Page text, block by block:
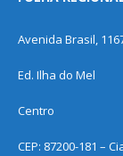
Avenida Brasil,
Ed. Ilha do Mel
Centro
CEP: 87200-181 –